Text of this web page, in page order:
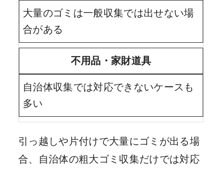
大量のゴミは一般収集では出せない場
合がある
不用品・家財道具
自治体収集では対応できないケースも
多い
引っ越しや片付けで大量にゴミが出る場
合、自治体の粗大ゴミ収集だけでは対応